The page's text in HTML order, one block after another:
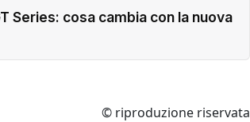
Series: cosa cambia con la nuova
© riproduzione riservata